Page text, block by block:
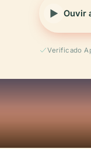
Ouvir
Verificado